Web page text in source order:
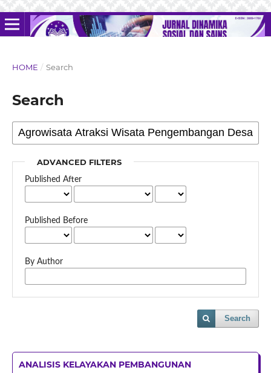
HOME / Search
Search
ADVANCED FILTERS
Published After
Published Before
By Author
Search
ANALISIS KELAYAKAN PEMBANGUNAN